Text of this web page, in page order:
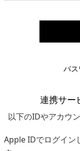
パ
連携サー
以下のIDやアカウ
Apple IDでログイン